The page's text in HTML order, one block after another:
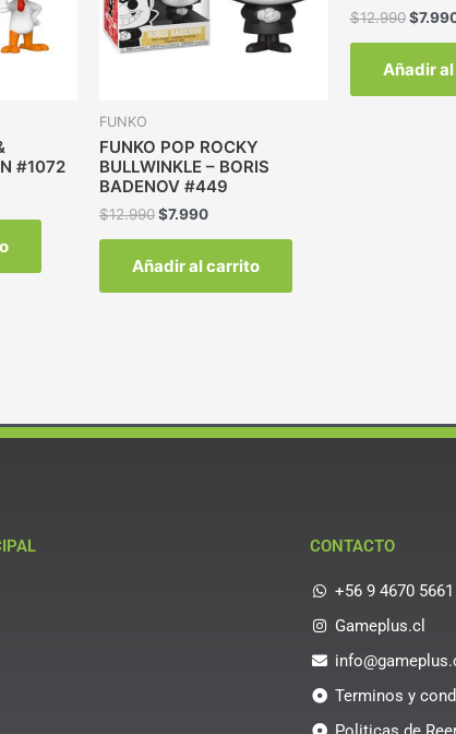
#1072
FUNKO
FUNKO POP ROCKY
BULLWINKLE – BORIS
BADENOV #449
$12.990 $7.990
Añadir al carrito
$12.990 $
Añadir
CONTACTO
+56 9 4670 5661
Gameplus.cl
Terminos y